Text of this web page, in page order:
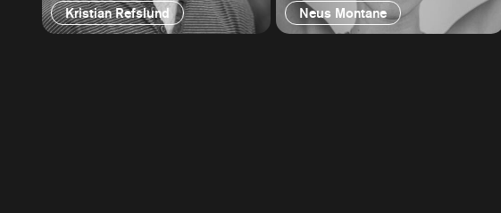
Kristian Refslund Neus Montane